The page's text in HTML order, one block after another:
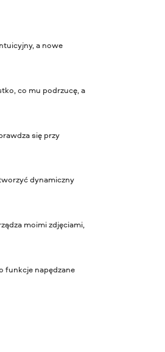
a nowe
co mu podrzucę, a
się przy
dynamiczny
moimi zdjęciami,
funkcje napędzane